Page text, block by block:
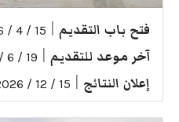
فتح باب التقديم 15 / 4 / 2026
آخر موعد للتقديم 19 / 6 / 2026
إعلان النتائج 15 / 12 / 2026